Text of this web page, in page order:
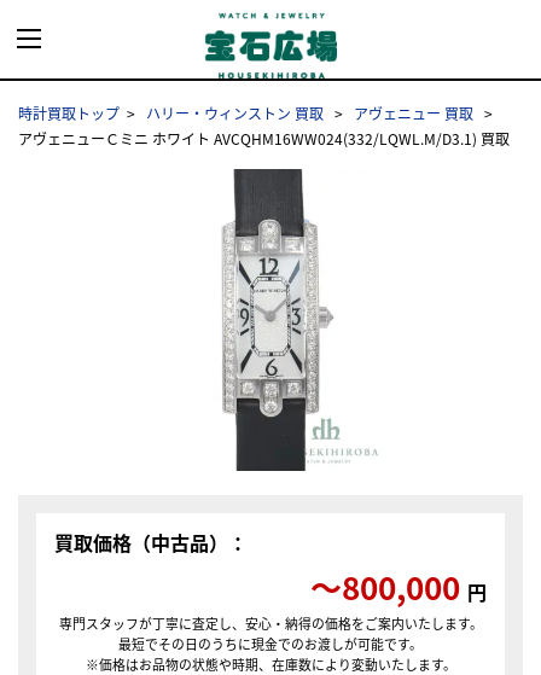
時計買取トップ ハリー・ウィンストン 買取
アヴェニュー 買取
アヴェニューＣミニ ホワイト AVCQHM16WW024(332/LQWL.M/D3.1) 買取
買取価格（中古品）：
〜800,000 円
専門スタッフが丁寧に査定し、安心・納得の価格をご案内いたします。
最短でその日のうちに現金でのお渡しが可能です。
※価格はお品物の状態や時期、在庫数により変動いたします。